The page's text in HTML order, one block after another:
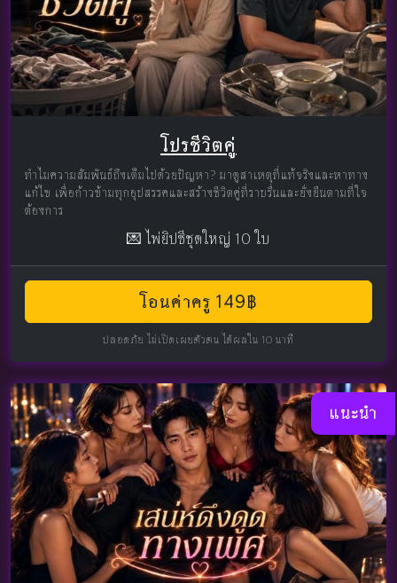
โปรชีวิตคู่
ทำไมความสัมพันธ์ถึงเต็มไปด้วยปัญหา? มาดูสาเหตุที่แท้จริงและหาทาง
แก้ไข เพื่อก้าวข้ามทุกอุปสรรคและสร้างชีวิตคู่ที่ราบรื่นและยั่งยืนตามที่ใจ
ต้องการ
💌 ไพ่ยิปซีชุดใหญ่ 10 ใบ
โอนค่าครู 149฿
ปลอดภัย ไม่เปิดเผยตัวตน ได้ผลใน 10 นาที
แนะนำ